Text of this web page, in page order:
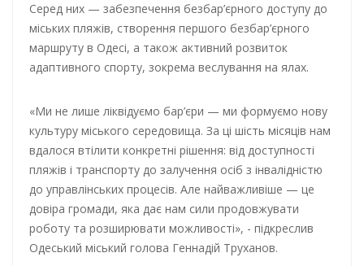
Серед них — забезпечення безбар’єрного доступу до
міських пляжів, створення першого безбар’єрного
маршруту в Одесі, а також активний розвиток
адаптивного спорту, зокрема веслування на ялах.
«Ми не лише ліквідуємо бар’єри — ми формуємо нову
культуру міського середовища. За ці шість місяців нам
вдалося втілити конкретні рішення: від доступності
пляжів і транспорту до залучення осіб з інвалідністю
до управлінських процесів. Але найважливіше — це
довіра громади, яка дає нам сили продовжувати
роботу та розширювати можливості», - підкреслив
Одеський міський голова Геннадій Труханов.